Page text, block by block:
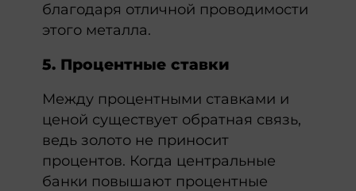
благодаря отличной проводимости
этого металла.
5. Процентные ставки
Между процентными ставками и
ценой существует обратная связь,
ведь золото не приносит
процентов. Когда центральные
банки повышают процентные